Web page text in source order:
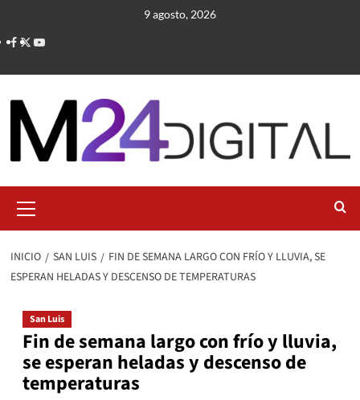
contenido
9 agosto, 2026
primario
INICIO SAN LUIS
FIN DE SEMANA LARGO CON FRÍO Y LLUVIA, SE
ESPERAN HELADAS Y DESCENSO DE TEMPERATURAS
San Luis
Fin de semana largo con frío y lluvia,
se esperan heladas y descenso de
temperaturas